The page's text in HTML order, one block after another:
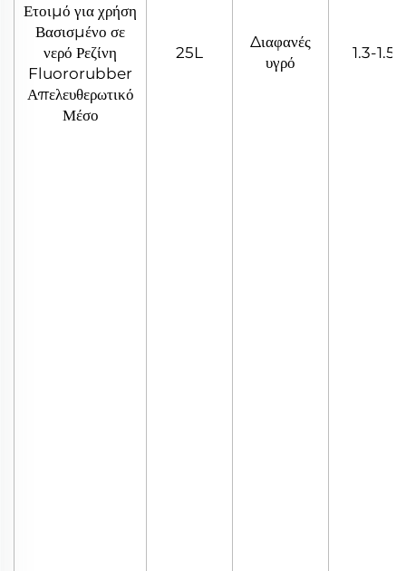
Ετοιμό για χρήση
Βασισμένο σε
νερό Ρεζίνη
Fluororubber
Απελευθερωτικό
Μέσο
25L
Διαφανές
υγρό
1.3-